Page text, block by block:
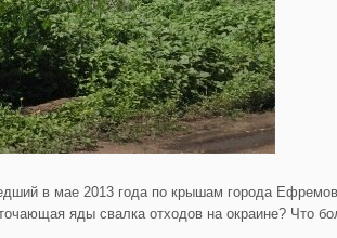
в мае 2013 года по крышам города
яды свалка отходов на окраине? Что